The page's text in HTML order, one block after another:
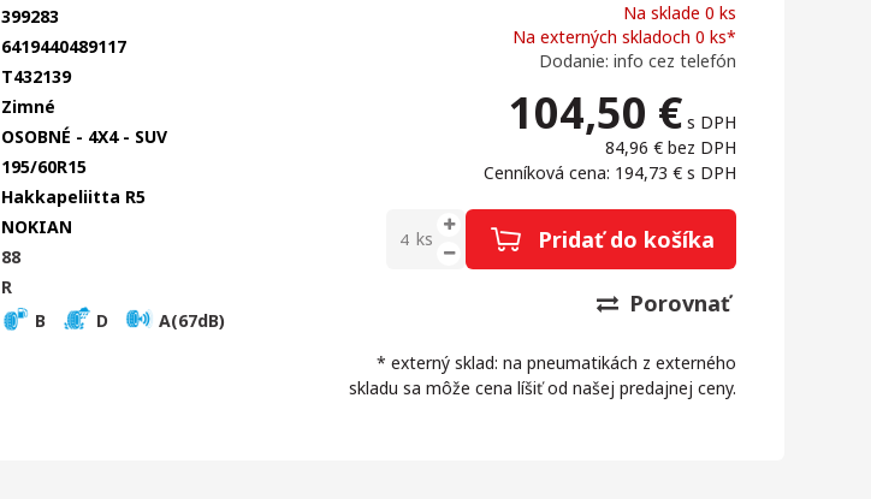
Na sklade 0 ks
Na externých skladoch 0 ks*
Dodanie: info cez telefón
104,50 € s DPH
84,96 € bez DPH
Cenníková cena: 194,73 € s DPH
ks Pridať do košíka
Porovnať
* externý sklad: na pneumatikách z externého
skladu sa môže cena líšiť od našej predajnej ceny.
399283
6419440489117
T432139
Zimné
OSOBNÉ - 4X4 - SUV
195/60R15
Hakkapeliitta R5
NOKIAN
88
R
B D A(67dB)